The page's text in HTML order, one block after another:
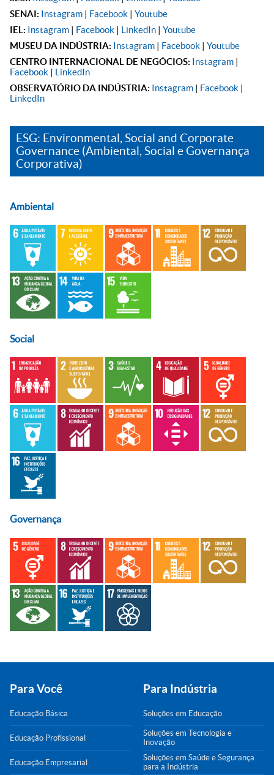
SENAI: Instagram | Facebook | Youtube
IEL: Instagram | Facebook | LinkedIn | Youtube
MUSEU DA INDÚSTRIA: Instagram | Facebook | Youtube
CENTRO INTERNACIONAL DE NEGÓCIOS: Instagram |
Facebook | LinkedIn
OBSERVATÓRIO DA INDÚSTRIA: Instagram | Facebook |
LinkedIn
ESG: Environmental, Social and Corporate
Governance (Ambiental, Social e Governança
Corporativa)
Ambiental
Social
Governança
Para Você
Educação Básica
Educação Profissional
Educação Empresarial
Para Indústria
Soluções em Educação
Soluções em Tecnologia e
Inovação
Soluções em Saúde e Segurança
para a Indústria